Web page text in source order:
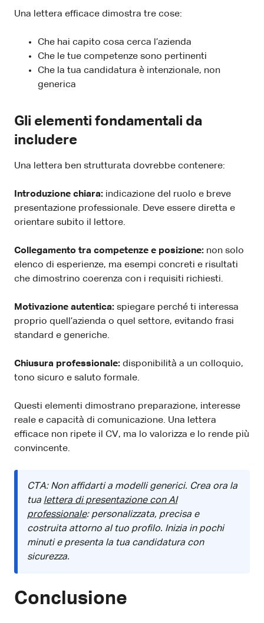
Una lettera efficace dimostra tre cose:
Che hai capito cosa cerca l’azienda
Che le tue competenze sono pertinenti
Che la tua candidatura è intenzionale, non
generica
Gli elementi fondamentali da
includere
Una lettera ben strutturata dovrebbe contenere:
Introduzione chiara: indicazione del ruolo e breve
presentazione professionale. Deve essere diretta e
orientare subito il lettore.
Collegamento tra competenze e posizione: non solo
elenco di esperienze, ma esempi concreti e risultati
che dimostrino coerenza con i requisiti richiesti.
Motivazione autentica: spiegare perché ti interessa
proprio quell’azienda o quel settore, evitando frasi
standard e generiche.
Chiusura professionale: disponibilità a un colloquio,
tono sicuro e saluto formale.
Questi elementi dimostrano preparazione, interesse
reale e capacità di comunicazione. Una lettera
efficace non ripete il CV, ma lo valorizza e lo rende più
convincente.
CTA: Non affidarti a modelli generici. Crea ora la
tua lettera di presentazione con AI
professionale: personalizzata, precisa e
costruita attorno al tuo profilo. Inizia in pochi
minuti e presenta la tua candidatura con
sicurezza.
Conclusione